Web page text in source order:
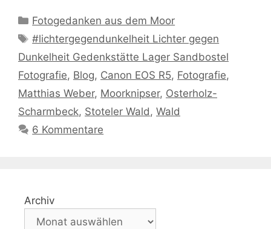
Kategorien
Fotogedanken aus dem Moor
Schlagwörter
#lichtergegendunkelheit Lichter gegen
Dunkelheit Gedenkstätte Lager Sandbostel
Fotografie, Blog, Canon EOS R5, Fotografie,
Matthias Weber, Moorknipser, Osterholz-
Scharmbeck, Stoteler Wald , Wald
6 Kommentare
Archiv